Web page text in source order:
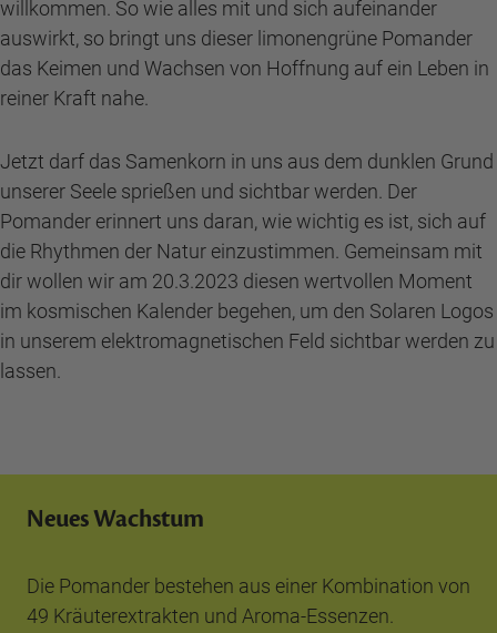
willkommen. So wie alles mit und sich aufeinander
auswirkt, so bringt uns dieser limonengrüne Pomander
das Keimen und Wachsen von Hoffnung auf ein Leben in
reiner Kraft nahe.
Jetzt darf das Samenkorn in uns aus dem dunklen Grund
unserer Seele sprießen und sichtbar werden. Der
Pomander erinnert uns daran, wie wichtig es ist, sich auf
die Rhythmen der Natur einzustimmen. Gemeinsam mit
dir wollen wir am 20.3.2023 diesen wertvollen Moment
im kosmischen Kalender begehen, um den Solaren Logos
in unserem elektromagnetischen Feld sichtbar werden zu
lassen.
Neues Wachstum
Die Pomander bestehen aus einer Kombination von
49 Kräuterextrakten und Aroma-Essenzen.